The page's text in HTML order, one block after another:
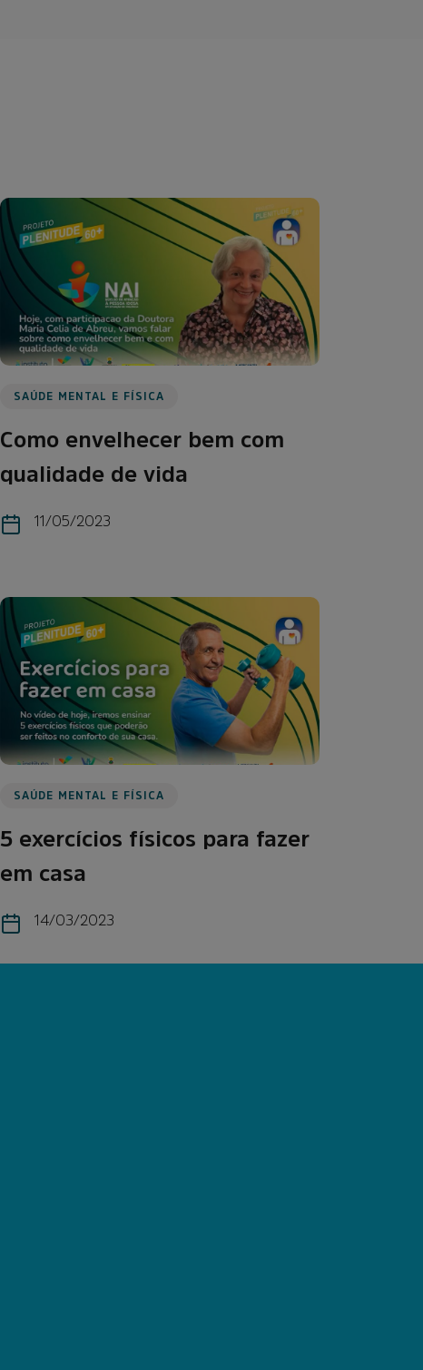
SAÚDE MENTAL E FÍSICA
Como envelhecer bem com
qualidade de vida
11/05/2023
SAÚDE MENTAL E FÍSICA
5 exercícios físicos para fazer
em casa
14/03/2023